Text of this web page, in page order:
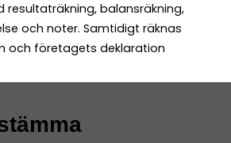
resultaträkning, balansräkning,
och noter. Samtidigt räknas
och företagets deklaration